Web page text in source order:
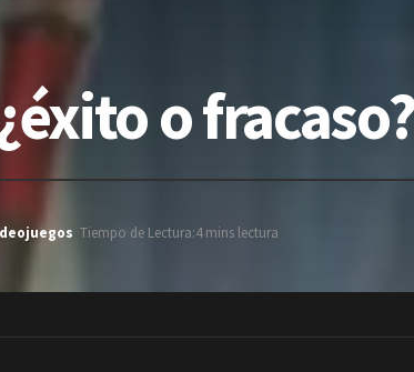
o fracaso?
Tiempo de Lectura:4 mins lectura